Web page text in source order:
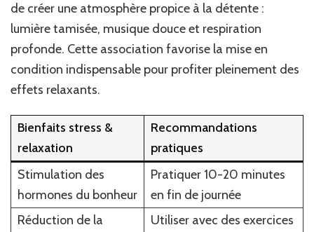
de créer une atmosphère propice à la détente :
lumière tamisée, musique douce et respiration
profonde. Cette association favorise la mise en
condition indispensable pour profiter pleinement des
effets relaxants.
Bienfaits stress &
relaxation
Recommandations
pratiques
Stimulation des
hormones du bonheur
Pratiquer 10-20 minutes
en fin de journée
Réduction de la
Utiliser avec des exercices